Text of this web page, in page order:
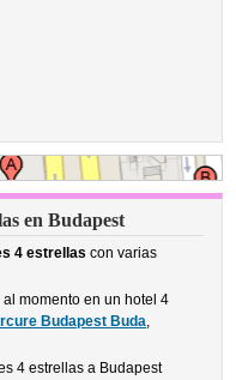
en Budapest
4 estrellas con varias
momento en un hotel 4
Budapest Buda,
4 estrellas a Budapest